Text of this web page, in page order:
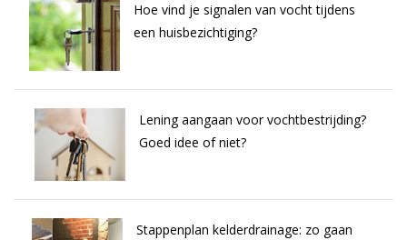
Hoe vind je signalen van vocht tijdens
een huisbezichtiging?
Lening aangaan voor vochtbestrijding?
Goed idee of niet?
Stappenplan kelderdrainage: zo gaan